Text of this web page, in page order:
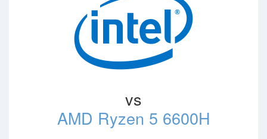
vs
AMD Ryzen 5 6600H